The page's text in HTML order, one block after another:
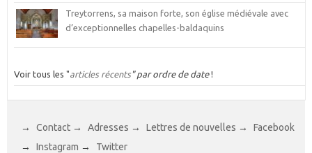
Treytorrens, sa maison forte, son église médiévale avec
d’exceptionnelles chapelles-baldaquins
Voir tous les "articles récents" par ordre de date!
→ Contact → Adresses → Lettres de nouvelles →
Facebook
→
Instagram → Twitter